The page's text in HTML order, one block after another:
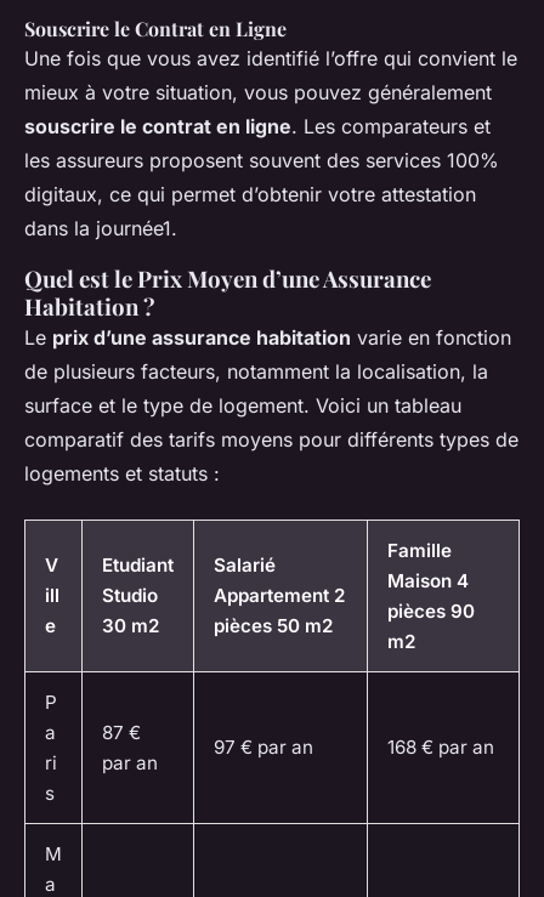
Souscrire le Contrat en Ligne
Une fois que vous avez identifié l’offre qui convient le
mieux à votre situation, vous pouvez généralement
souscrire le contrat en ligne. Les comparateurs et
les assureurs proposent souvent des services 100%
digitaux, ce qui permet d’obtenir votre attestation
dans la journée1.
Quel est le Prix Moyen d’une Assurance
Habitation ?
Le prix d’une assurance habitation varie en fonction
de plusieurs facteurs, notamment la localisation, la
surface et le type de logement. Voici un tableau
comparatif des tarifs moyens pour différents types de
logements et statuts :
V
ill
e
Etudiant
Studio
30 m2
Salarié
Appartement 2
pièces 50 m2
Famille
Maison 4
pièces 90
m2
P
a
ri
s
87 €
par an
97 € par an 168 € par an
M
a